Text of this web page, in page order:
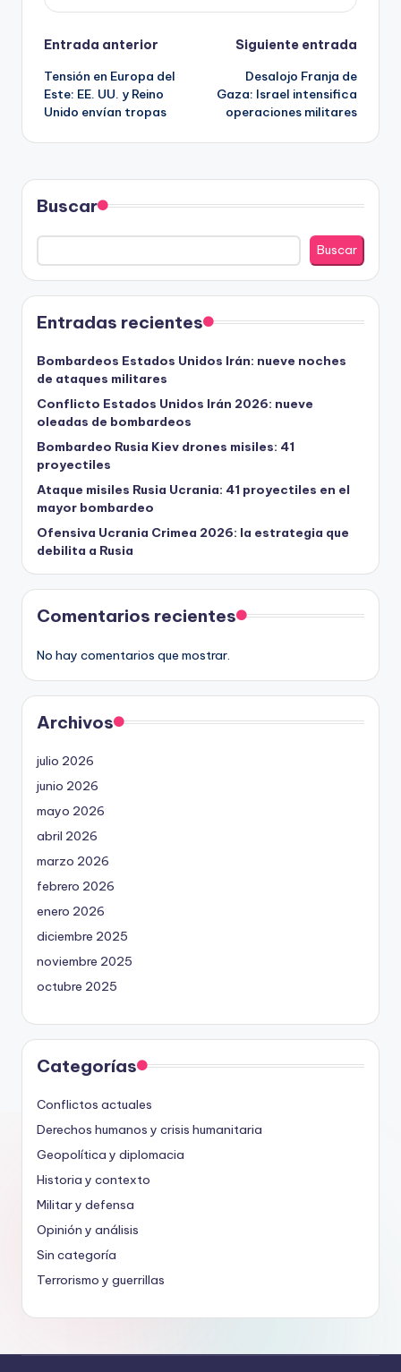
Navegación
de
entradas
Entrada anterior
Tensión en Europa del
Este: EE. UU. y Reino
Unido envían tropas
Siguiente entrada
Desalojo Franja de
Gaza: Israel intensifica
operaciones militares
Buscar
Buscar
Entradas recientes
Bombardeos Estados Unidos Irán: nueve noches
de ataques militares
Conflicto Estados Unidos Irán 2026: nueve
oleadas de bombardeos
Bombardeo Rusia Kiev drones misiles: 41
proyectiles
Ataque misiles Rusia Ucrania: 41 proyectiles en el
mayor bombardeo
Ofensiva Ucrania Crimea 2026: la estrategia que
debilita a Rusia
Comentarios recientes
No hay comentarios que mostrar.
Archivos
julio 2026
junio 2026
mayo 2026
abril 2026
marzo 2026
febrero 2026
enero 2026
diciembre 2025
noviembre 2025
octubre 2025
Categorías
Conflictos actuales
Derechos humanos y crisis humanitaria
Geopolítica y diplomacia
Historia y contexto
Militar y defensa
Opinión y análisis
Sin categoría
Terrorismo y guerrillas